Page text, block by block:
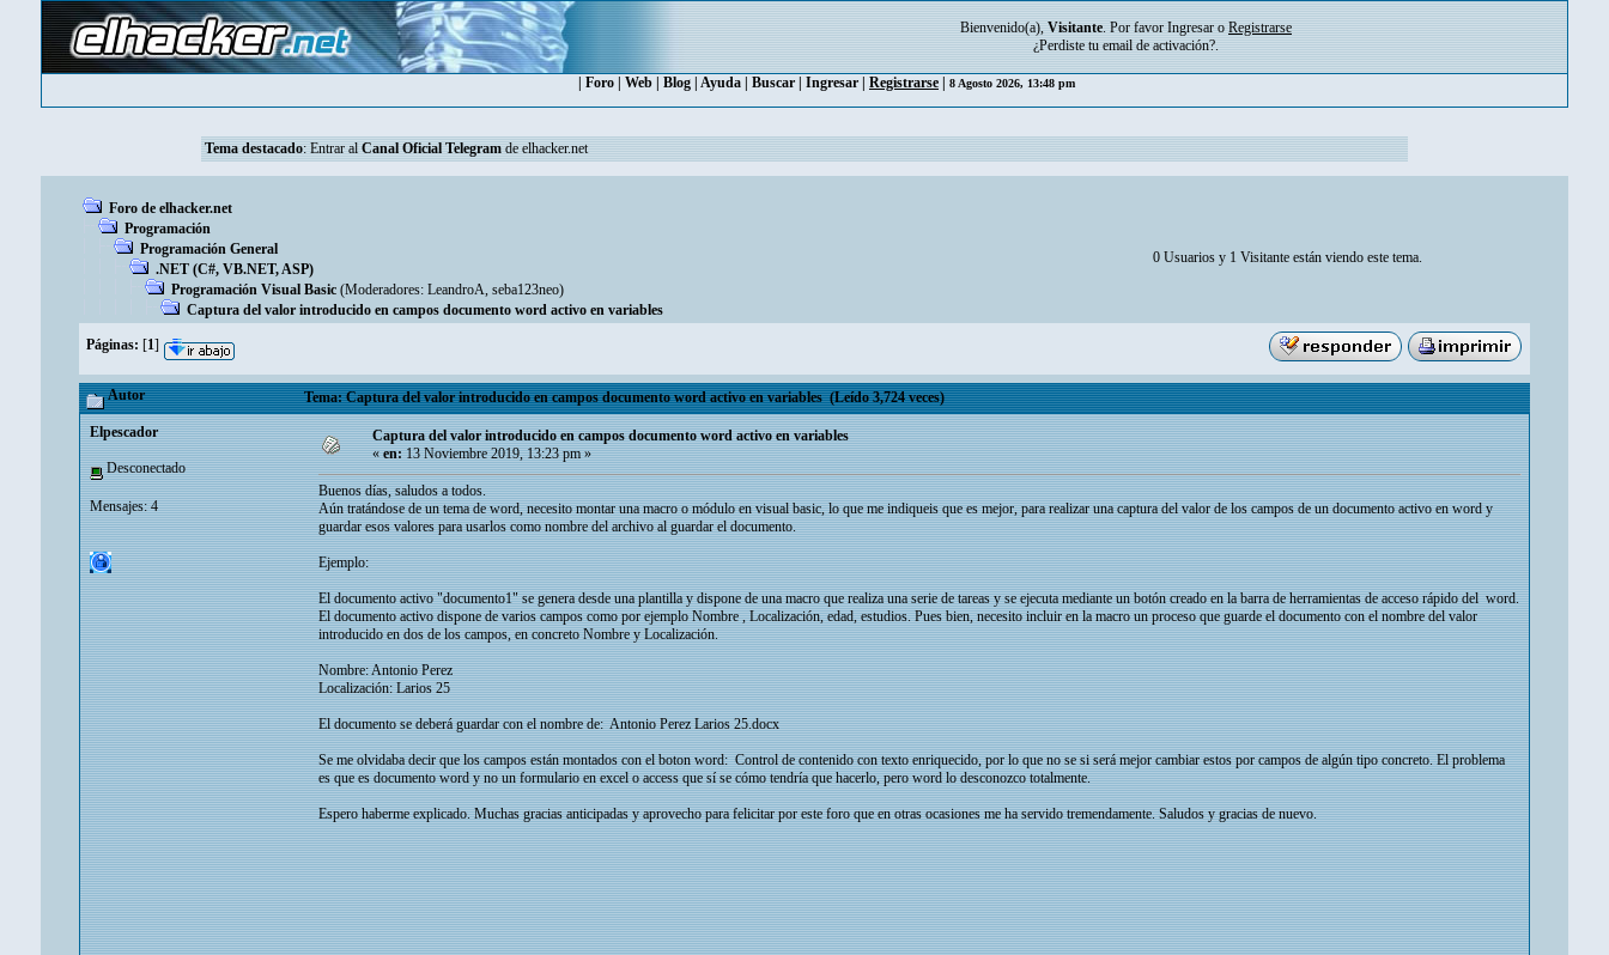
Bienvenido(a), Visitante. Por favor Ingresar o Registrarse
¿Perdiste tu email de activación?.
Foro Web Blog Ayuda Buscar Ingresar Registrarse 8 Agosto 2026, 13:48 pm
Tema destacado: Entrar al Canal Oficial Telegram de elhacker.net
Foro de elhacker.net
Programación
Programación General
.NET (C#, VB.NET, ASP)
Programación Visual Basic (Moderadores: LeandroA, seba123neo)
Captura del valor introducido en campos documento word activo en variables
0 Usuarios y 1 Visitante están viendo este tema.
Páginas: [1]
Autor Tema: Captura del valor introducido en campos documento word activo en variables (Leído 3,724 veces)
Elpescador
Desconectado
Mensajes: 4
Captura del valor introducido en campos documento word activo en variables
«en:13 Noviembre 2019, 13:23 pm »
Buenos días, saludos a todos.
Aún tratándose de un tema de word, necesito montar una macro o módulo en visual basic, lo que me indiqueis que es mejor, para realizar una captura del valor de los campos de un documento activo en word y
guardar esos valores para usarlos como nombre del archivo al guardar el documento.
Ejemplo:
El documento activo "documento1" se genera desde una plantilla y dispone de una macro que realiza una serie de tareas y se ejecuta mediante un botón creado en la barra de herramientas de acceso rápido del word.
El documento activo dispone de varios campos como por ejemplo Nombre , Localización, edad, estudios. Pues bien, necesito incluir en la macro un proceso que guarde el documento con el nombre del valor
introducido en dos de los campos, en concreto Nombre y Localización.
Nombre: Antonio Perez
Localización: Larios 25
El documento se deberá guardar con el nombre de: Antonio Perez Larios 25.docx
Se me olvidaba decir que los campos están montados con el boton word: Control de contenido con texto enriquecido, por lo que no se si será mejor cambiar estos por campos de algún tipo concreto. El problema
es que es documento word y no un formulario en excel o access que sí se cómo tendría que hacerlo, pero word lo desconozco totalmente.
Espero haberme explicado. Muchas gracias anticipadas y aprovecho para felicitar por este foro que en otras ocasiones me ha servido tremendamente. Saludos y gracias de nuevo.